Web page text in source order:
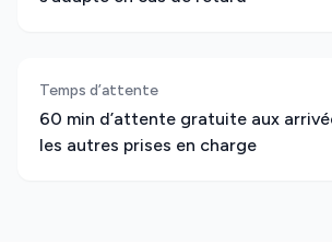
Temps d’attente
60 min d’attente gratuite aux
les autres prises en charge